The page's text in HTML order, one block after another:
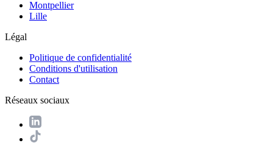
Montpellier
Lille
Légal
Politique de confidentialité
Conditions d'utilisation
Contact
Réseaux sociaux